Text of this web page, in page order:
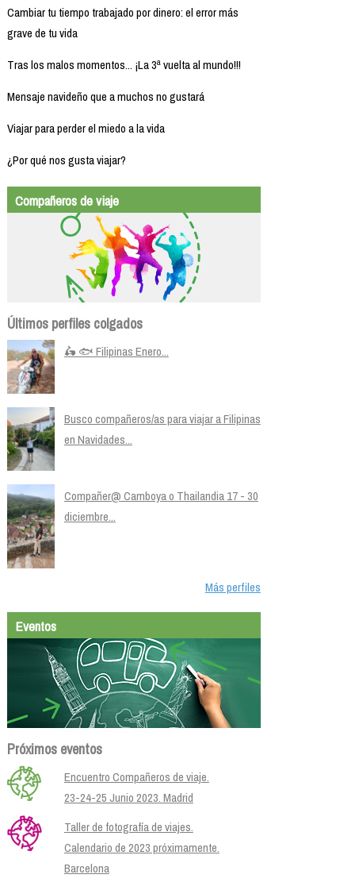
Cambiar tu tiempo trabajado por dinero: el error más
grave de tu vida
Tras los malos momentos... ¡La 3ª vuelta al mundo!!!
Mensaje navideño que a muchos no gustará
Viajar para perder el miedo a la vida
¿Por qué nos gusta viajar?
Compañeros de viaje
Últimos perfiles colgados
🛵 🐟 Filipinas Enero...
Busco compañeros/as para viajar a Filipinas
en Navidades...
Compañer@ Camboya o Thailandia 17 - 30
diciembre...
Más perfiles
Eventos
Próximos eventos
Encuentro Compañeros de viaje.
23-24-25 Junio 2023. Madrid
Taller de fotografía de viajes.
Calendario de 2023 próximamente.
Barcelona